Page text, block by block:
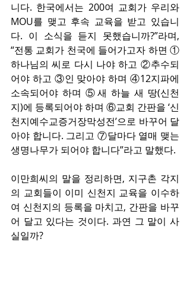
니다. 한국에서는 200여 교회가 우리와
MOU를 맺고 후속 교육을 받고 있습니
다. 이 소식을 듣지 못했습니까?”라며,
“전통 교회가 천국에 들어가고자 하면 ①
하나님의 씨로 다시 나야 하고 ②추수되
어야 하고 ③인 맞아야 하며 ④12지파에
소속되어야 하며 ⑤새 하늘 새 땅(신천
지)에 등록되어야 하며 ⑥교회 간판을 ‘신
천지예수교증거장막성전’으로 바꾸어 달
아야 합니다. 그리고 ⑦달마다 열매 맺는
생명나무가 되어야 합니다”라고 말했다.
이만희씨의 말을 정리하면, 지구촌 각지
의 교회들이 이미 신천지 교육을 이수하
여 신천지의 등록을 마치고, 간판을 바꾸
어 달고 있다는 것이다. 과연 그 말이 사
실일까?